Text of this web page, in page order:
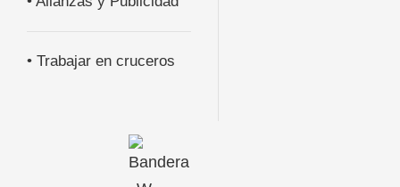
• Trabajar en cruceros